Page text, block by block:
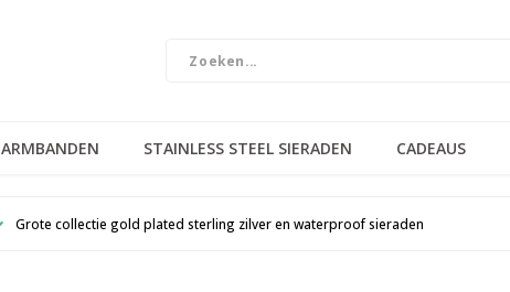
ARMBANDEN STAINLESS STEEL SIERADEN CADEAUS
Grote collectie gold plated sterling zilver en waterproof sieraden